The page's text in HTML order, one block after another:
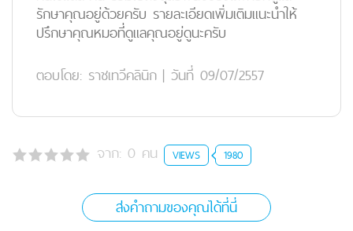
รักษาคุณอยู่ด้วยครับ รายละเอียดเพิ่มเติมแนะนำให้
ปรึกษาคุณหมอที่ดูแลคุณอยู่ดูนะครับ
ตอบโดย: ราชเทวีคลินิก | วันที่ 09/07/2557
จาก: 0 คน VIEWS 1980
ส่งคำถามของคุณได้ที่นี่